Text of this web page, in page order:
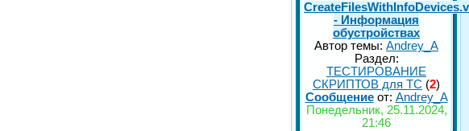
- Информация
обустройствах
Автор темы: Andrey_A
Раздел:
ТЕСТИРОВАНИЕ
СКРИПТОВ для TC (2)
Сообщениеот: Andrey_A
Понедельник, 25.11.2024,
21:46